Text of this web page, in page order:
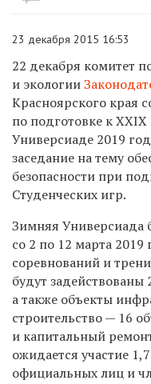
23 декабря 2015 16:53
22 декабря комитет
и экологии
Красноярского края
по подготовке к
Универсиаде 2019
заседание на тему
безопасности при
Студенческих игр.
Зимняя Универсиада
со 2 по 12 марта
соревнований и
будут
а также объекты
строительство — 16
и капитальный
ожидается участие
официальных лиц и